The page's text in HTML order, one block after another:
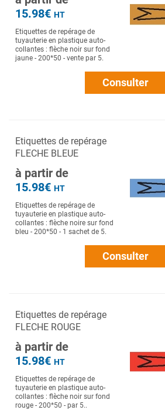
15.98€ HT
Etiquettes de repérage de
tuyauterie en plastique auto-
collantes : flèche noir sur fond
jaune - 200*50 - vente par 5.
Consulter
Etiquettes de repérage
FLECHE BLEUE
à partir de
15.98€ HT
Etiquettes de repérage de
tuyauterie en plastique auto-
collantes : flèche noire sur fond
bleu - 200*50 - 1 sachet de 5.
Consulter
Etiquettes de repérage
FLECHE ROUGE
à partir de
15.98€ HT
Etiquettes de repérage de
tuyauterie en plastique auto-
collantes : flèche noir sur fond
rouge - 200*50 - par 5..